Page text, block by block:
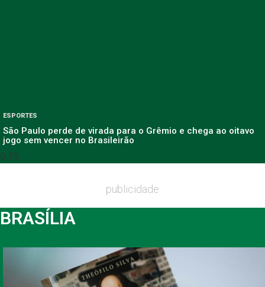
ESPORTES
São Paulo perde de virada para o Grêmio e chega ao oitavo
jogo sem vencer no Brasileirão
publicidade
BRASÍLIA